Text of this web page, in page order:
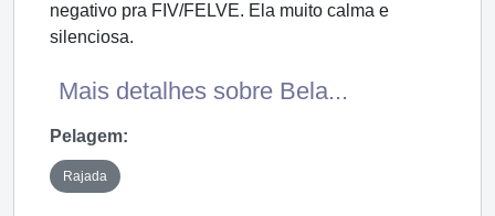
negativo pra FIV/FELVE. Ela muito calma e
silenciosa.
Mais detalhes sobre Bela...
Pelagem:
Rajada